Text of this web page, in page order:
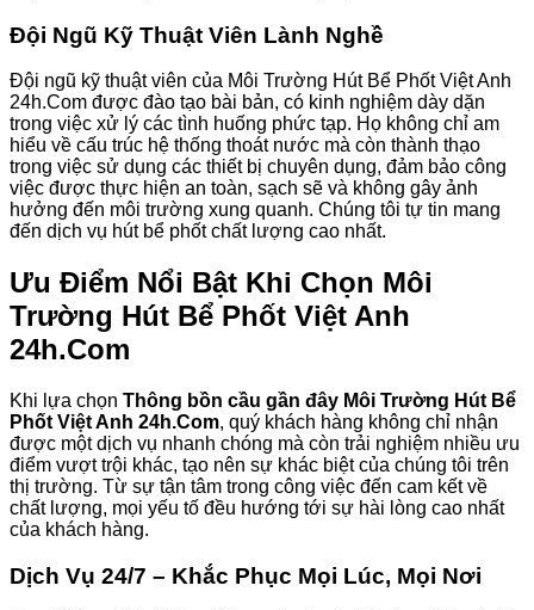
Đội Ngũ Kỹ Thuật Viên Lành Nghề
Đội ngũ kỹ thuật viên của Môi Trường Hút Bể Phốt Việt Anh
24h.Com được đào tạo bài bản, có kinh nghiệm dày dặn
trong việc xử lý các tình huống phức tạp. Họ không chỉ am
hiểu về cấu trúc hệ thống thoát nước mà còn thành thạo
trong việc sử dụng các thiết bị chuyên dụng, đảm bảo công
việc được thực hiện an toàn, sạch sẽ và không gây ảnh
hưởng đến môi trường xung quanh. Chúng tôi tự tin mang
đến dịch vụ hút bể phốt chất lượng cao nhất.
Ưu Điểm Nổi Bật Khi Chọn Môi
Trường Hút Bể Phốt Việt Anh
24h.Com
Khi lựa chọn Thông bồn cầu gần đây Môi Trường Hút Bể
Phốt Việt Anh 24h.Com, quý khách hàng không chỉ nhận
được một dịch vụ nhanh chóng mà còn trải nghiệm nhiều ưu
điểm vượt trội khác, tạo nên sự khác biệt của chúng tôi trên
thị trường. Từ sự tận tâm trong công việc đến cam kết về
chất lượng, mọi yếu tố đều hướng tới sự hài lòng cao nhất
của khách hàng.
Dịch Vụ 24/7 – Khắc Phục Mọi Lúc, Mọi Nơi